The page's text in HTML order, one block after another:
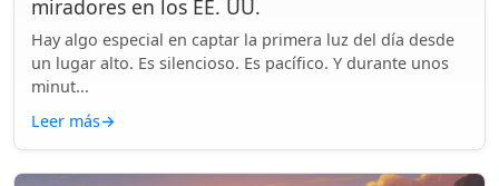
miradores en los EE. UU.
Hay algo especial en captar la primera luz del día desde
un lugar alto. Es silencioso. Es pacífico. Y durante unos
minut...
Leer más→